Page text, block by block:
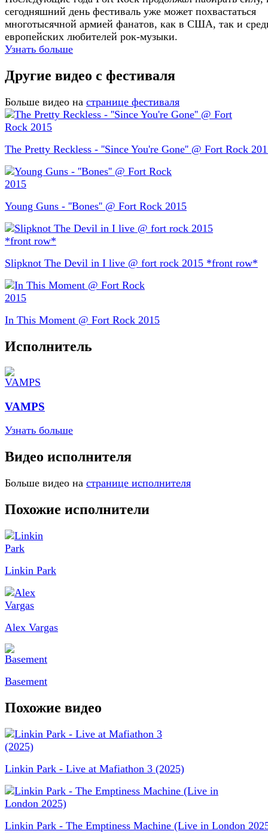
сегодняшний день фестиваль уже может похвастаться
многотысячной армией фанатов, как в США, так и
европейских любителей рок-музыки.
Узнать больше
Другие видео с фестиваля
Больше видео на странице фестиваля
The Pretty Reckless - ''Since You're Gone'' @ Fort Rock
Young Guns - ''Bones'' @ Fort Rock 2015
Slipknot The Devil in I live @ fort rock 2015 *front row*
In This Moment @ Fort Rock 2015
Исполнитель
VAMPS
Узнать больше
Видео исполнителя
Больше видео на странице исполнителя
Похожие исполнители
Linkin Park
Alex Vargas
Basement
Похожие видео
Linkin Park - Live at Mafiathon 3 (2025)
Linkin Park - The Emptiness Machine (Live in London